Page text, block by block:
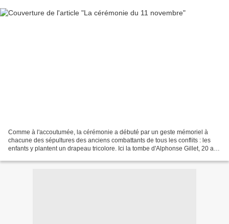
Comme à l'accoutumée, la cérémonie a débuté par un geste mémoriel à
chacune des sépultures des anciens combattants de tous les conflits : les
enfants y plantent un drapeau tricolore. Ici la tombe d'Alphonse Gillet, 20 ans